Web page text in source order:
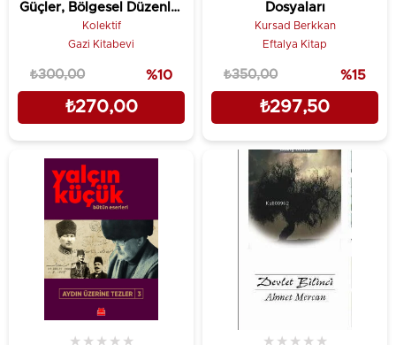
Güçler, Bölgesel Düzenler
ve Yeni Küresel Mimari
Kolektif
Gazi Kitabevi
₺270,00
₺300,00 %10
Dosyaları
Kursad Berkkan
Eftalya Kitap
₺297,50
₺350,00 %15
★ ★ ★ ★ ★ ★ ★ ★ ★ ★